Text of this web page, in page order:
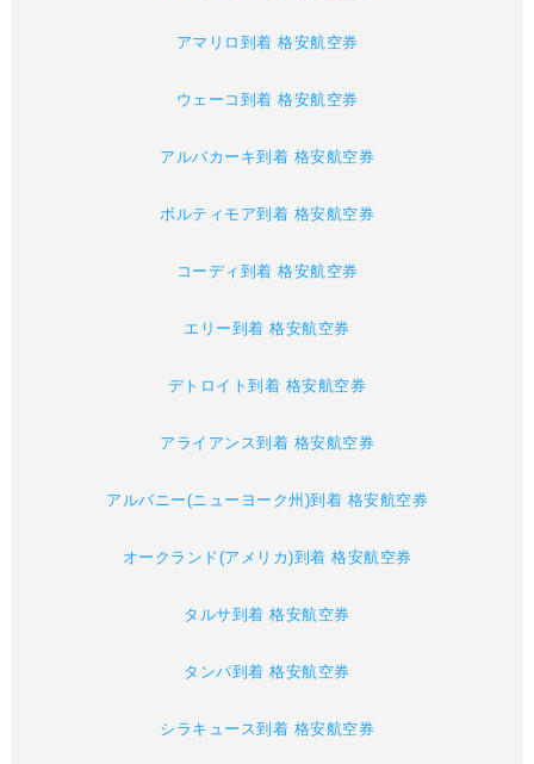
アマリロ到着 格安航空券
ウェーコ到着 格安航空券
アルバカーキ到着 格安航空券
ボルティモア到着 格安航空券
コーディ到着 格安航空券
エリー到着 格安航空券
デトロイト到着 格安航空券
アライアンス到着 格安航空券
アルバニー(ニューヨーク州)到着 格安航空券
オークランド(アメリカ)到着 格安航空券
タルサ到着 格安航空券
タンパ到着 格安航空券
シラキュース到着 格安航空券